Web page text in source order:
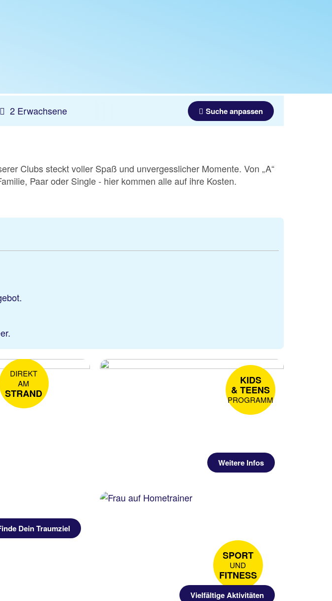
2 Erwachsene Suche anpassen
Clubs steckt voller Spaß und unvergesslicher Momente. Von „A“
Paar oder Single - hier kommen alle auf ihre Kosten.
DIREKT
AM
STRAND
Dein Traumziel
KIDS
& TEENS
PROGRAMM
Weitere Infos
SPORT
UND
FITNESS
Vielfältige Aktivitäten